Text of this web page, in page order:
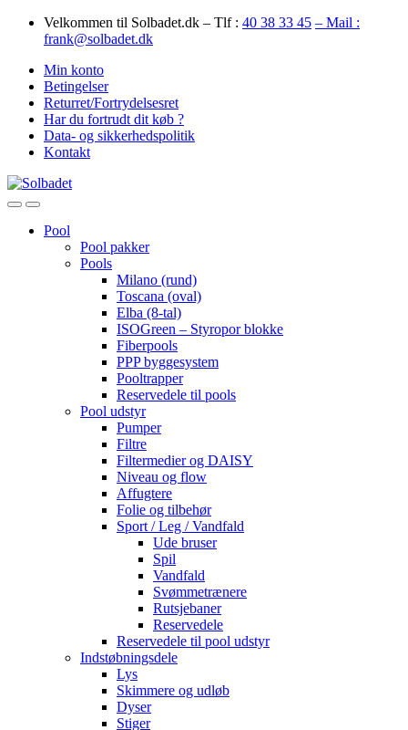
Skip
Skip
Velkommen til Solbadet.dk – Tlf : 40 38 33 45 – Mail :
frank@solbadet.dk
Min konto
Betingelser
Returret/Fortrydelsesret
Har du fortrudt dit køb ?
Data- og sikkerhedspolitik
Kontakt
OpenClose
Pool
Pool pakker
Pools
Milano (rund)
Toscana (oval)
Elba (8-tal)
ISOGreen – Styropor blokke
Fiberpools
PPP byggesystem
Pooltrapper
Reservedele til pools
Pool udstyr
Pumper
Filtre
Filtermedier og DAISY
Niveau og flow
Affugtere
Folie og tilbehør
Sport / Leg / Vandfald
Ude bruser
Spil
Vandfald
Svømmetrænere
Rutsjebaner
Reservedele
Reservedele til pool udstyr
Indstøbningsdele
Lys
Skimmere og udløb
Dyser
Stiger